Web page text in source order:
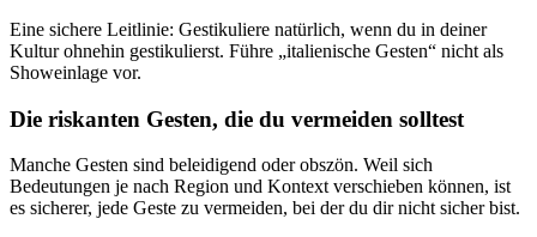
Eine sichere Leitlinie: Gestikuliere natürlich, wenn du in deiner
Kultur ohnehin gestikulierst. Führe „italienische Gesten“ nicht als
Showeinlage vor.
Die riskanten Gesten, die du vermeiden solltest
Manche Gesten sind beleidigend oder obszön. Weil sich
Bedeutungen je nach Region und Kontext verschieben können, ist
es sicherer, jede Geste zu vermeiden, bei der du dir nicht sicher bist.